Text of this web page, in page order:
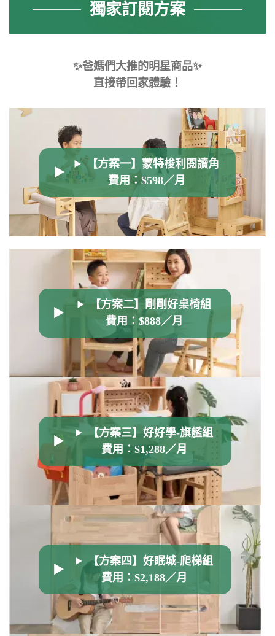
獨家訂閱方案
✨爸媽們大推的明星商品✨
直接帶回家體驗！
【方案一】蒙特梭利閱讀角
費用：$598／月
【方案二】剛剛好桌椅組
費用：$888／月
【方案三】好好學-旗艦組
費用：$1,288／月
【方案四】好眠城-爬梯組
費用：$2,188／月